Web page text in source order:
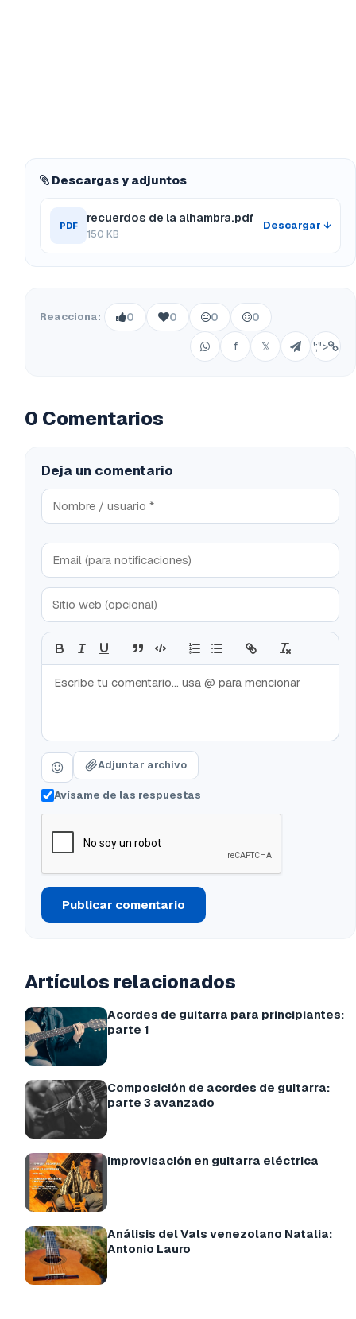
Descargas y adjuntos
PDF
recuerdos de la alhambra.pdf
150 KB
Descargar ↓
Reacciona: 0 0 0 0
f 𝕏 ';">
0 Comentarios
Deja un comentario
Adjuntar archivo
Avísame de las respuestas
Publicar comentario
Artículos relacionados
Acordes de guitarra para principiantes:
parte 1
Composición de acordes de guitarra:
parte 3 avanzado
Improvisación en guitarra eléctrica
Análisis del Vals venezolano Natalia:
Antonio Lauro